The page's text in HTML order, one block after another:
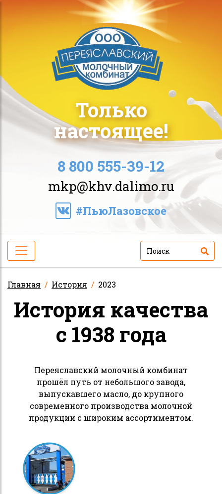
Только
настоящее!
8 800 555-39-12
mkp@khv.dalimo.ru
#ПьюЛазовское
Главная История 2023
История качества
с 1938 года
Переяславский молочный комбинат
прошёл путь от небольшого завода,
выпускавшего масло, до крупного
современного производства молочной
продукции с широким ассортиментом.